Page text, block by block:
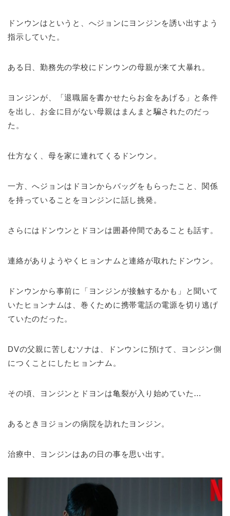
ドンウンはというと、へジョンにヨンジンを誘い出すよう
指示していた。
ある日、勤務先の学校にドンウンの母親が来て大暴れ。
ヨンジンが、「退職届を書かせたらお金をあげる」と条件
を出し、お金に目がない母親はまんまと騙されたのだっ
た。
仕方なく、母を家に連れてくるドンウン。
一方、へジョンはドヨンからバッグをもらったこと、関係
を持っていることをヨンジンに話し挑発。
さらにはドンウンとドヨンは囲碁仲間であることも話す。
連絡がありようやくヒョンナムと連絡が取れたドンウン。
ドンウンから事前に「ヨンジンが接触するかも」と聞いて
いたヒョンナムは、巻くために携帯電話の電源を切り逃げ
ていたのだった。
DVの父親に苦しむソナは、ドンウンに預けて、ヨンジン側
につくことにしたヒョンナム。
その頃、ヨンジンとドヨンは亀裂が入り始めていた…
あるときヨジョンの病院を訪れたヨンジン。
治療中、ヨンジンはあの日の事を思い出す。